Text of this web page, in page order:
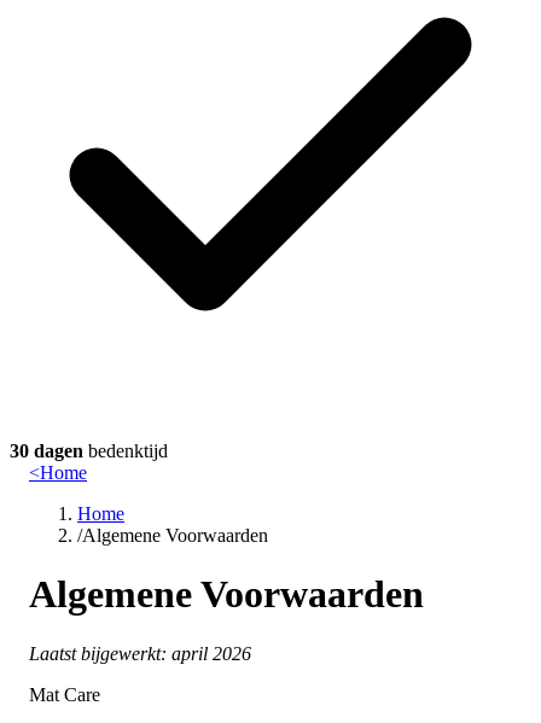
30 dagen bedenktijd
<Home
Home
/Algemene Voorwaarden
Algemene Voorwaarden
Laatst bijgewerkt: april 2026
Mat Care